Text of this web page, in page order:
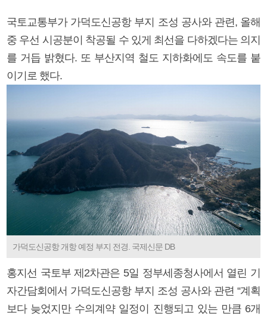
국토교통부가 가덕도신공항 부지 조성 공사와 관련, 올해
중 우선 시공분이 착공될 수 있게 최선을 다하겠다는 의지
를 거듭 밝혔다. 또 부산지역 철도 지하화에도 속도를 붙
이기로 했다.
가덕도신공항 개항 예정 부지 전경. 국제신문 DB
홍지선 국토부 제2차관은 5일 정부세종청사에서 열린 기
자간담회에서 가덕도신공항 부지 조성 공사와 관련 “계획
보다 늦었지만 수의계약 일정이 진행되고 있는 만큼 6개